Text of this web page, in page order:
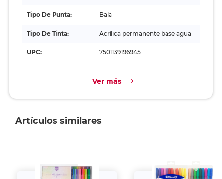
Tipo De Punta: Bala
Tipo De Tinta: Acrílica permanente base agua
UPC: 7501139196945
Ver más
Artículos similares